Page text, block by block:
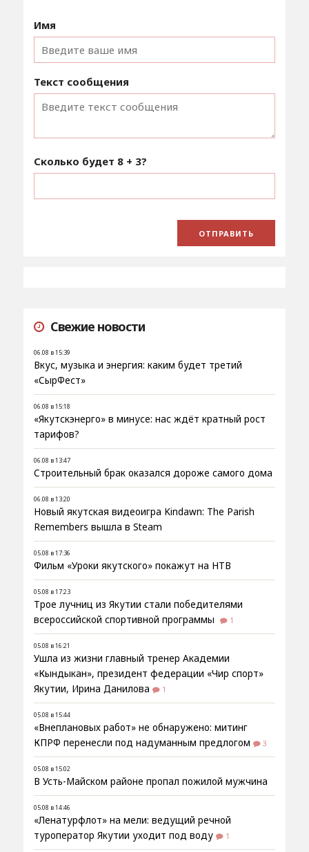
Имя
Текст сообщения
Сколько будет 8 + 3?
Свежие новости
06.08 в 15:39
Вкус, музыка и энергия: каким будет третий
«СырФест»
06.08 в 15:18
«Якутскэнерго» в минусе: нас ждёт кратный рост
тарифов?
06.08 в 13:47
Строительный брак оказался дороже самого дома
06.08 в 13:20
Новый якутская видеоигра Kindawn: The Parish
Remembers вышла в Steam
05.08 в 17:36
Фильм «Уроки якутского» покажут на НТВ
05.08 в 17:23
Трое лучниц из Якутии стали победителями
всероссийской спортивной программы
1
05.08 в 16:21
Ушла из жизни главный тренер Академии
«Кындыкан», президент федерации «Чир спорт»
Якутии, Ирина Данилова
1
05.08 в 15:44
«Внеплановых работ» не обнаружено: митинг
КПРФ перенесли под надуманным предлогом
3
05.08 в 15:02
В Усть-Майском районе пропал пожилой мужчина
05.08 в 14:46
«Ленатурфлот» на мели: ведущий речной
туроператор Якутии уходит под воду
1